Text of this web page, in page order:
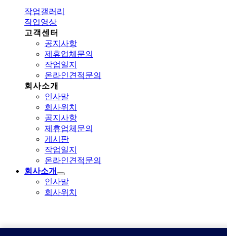
작업갤러리
작업영상
고객센터
공지사항
제휴업체문의
작업일지
온라인견적문의
회사소개
인사말
회사위치
공지사항
제휴업체문의
게시판
작업일지
온라인견적문의
회사소개
인사말
회사위치